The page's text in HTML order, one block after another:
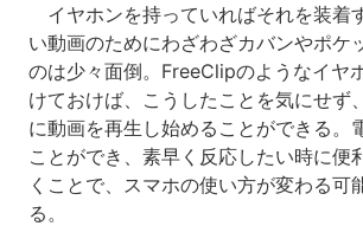
イヤホンを持っていればそれを装着
い動画のためにわざわざカバンやポケ
のは少々面倒。FreeClipのようなイヤ
けておけば、こうしたことを気にせず
に動画を再生し始めることができる。
ことができ、素早く反応したい時に便
くことで、スマホの使い方が変わる可
る。